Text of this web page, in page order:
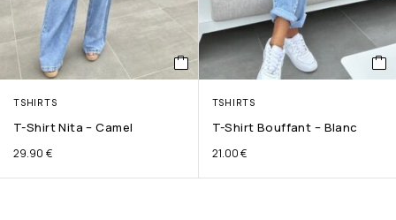
TSHIRTS
T-Shirt Nita – Camel
29.90 €
TSHIRTS
T-Shirt Bouffant – Blanc
21.00€